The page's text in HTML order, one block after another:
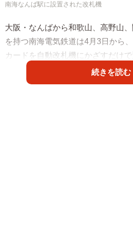
南海なんば駅に設置された改札機
大阪・なんばから和歌山、高野山
を持つ南海電気鉄道は4月3日から
カードを自動改札機にかざすだけ
続きを読む